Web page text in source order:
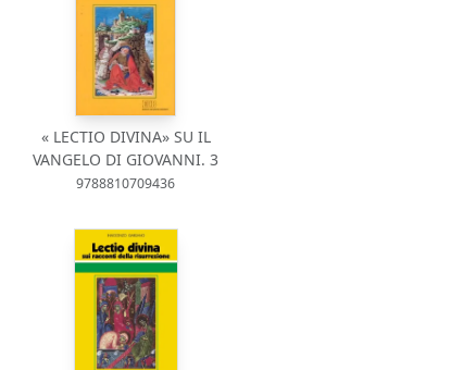
« LECTIO DIVINA» SU IL
VANGELO DI GIOVANNI. 3
9788810709436